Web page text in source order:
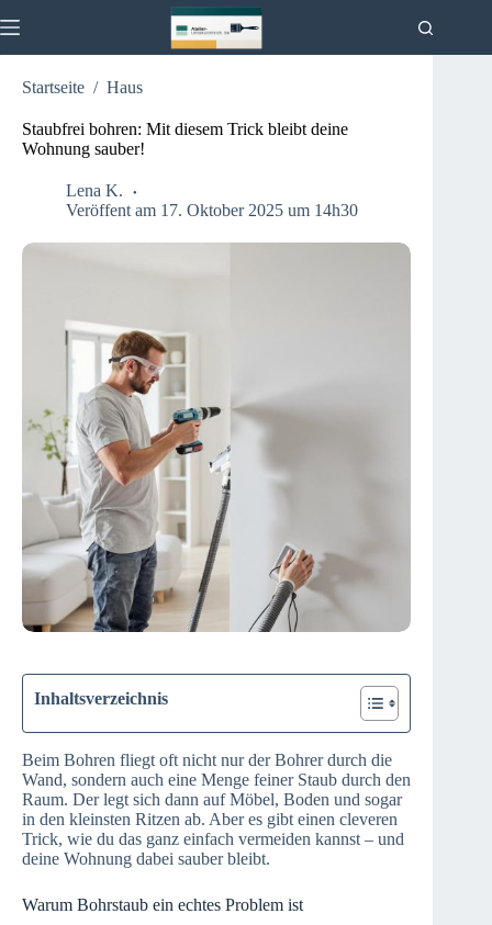
Inhalt
Keine
Aktuelles
Haus
Küche
Garten
Startseite / Haus
Staubfrei bohren: Mit diesem Trick bleibt deine
Wohnung sauber!
Lena K.
Veröffent am 17. Oktober 2025 um 14h30
Inhaltsverzeichnis
Beim Bohren fliegt oft nicht nur der Bohrer durch die
Wand, sondern auch eine Menge feiner Staub durch den
Raum. Der legt sich dann auf Möbel, Boden und sogar
in den kleinsten Ritzen ab. Aber es gibt einen cleveren
Trick, wie du das ganz einfach vermeiden kannst – und
deine Wohnung dabei sauber bleibt.
Warum Bohrstaub ein echtes Problem ist